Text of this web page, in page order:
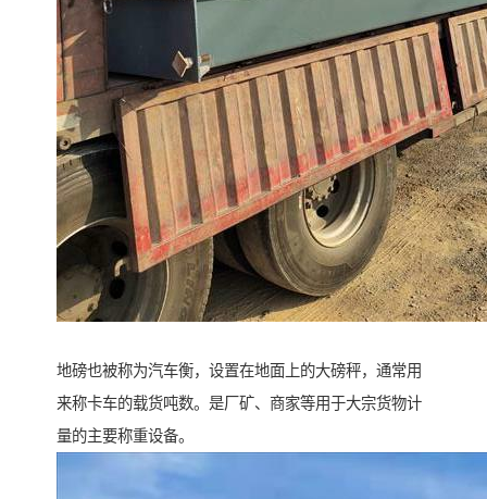
地磅也被称为汽车衡，设置在地面上的大磅秤，通常用
来称卡车的载货吨数。是厂矿、商家等用于大宗货物计
量的主要称重设备。